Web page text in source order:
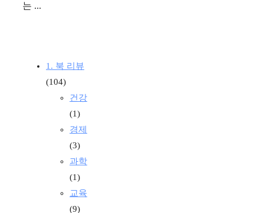
는 ...
1. 북 리뷰
(104)
건강
(1)
경제
(3)
과학
(1)
교육
(9)